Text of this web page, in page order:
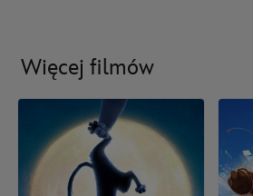
Więcej filmów